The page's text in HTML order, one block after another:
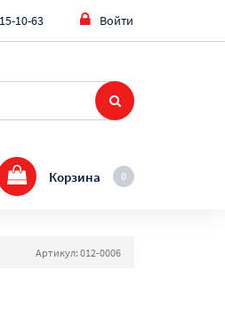
10-63 Войти
0
Корзина
Артикул: 012-0006